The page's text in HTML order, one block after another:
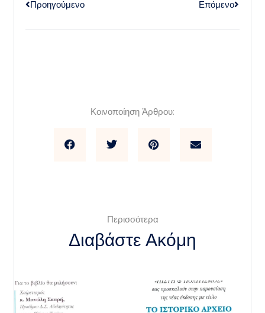
Προηγούμενο Επόμενο
Κοινοποίηση Άρθρου:
Περισσότερα
Διαβάστε Ακόμη